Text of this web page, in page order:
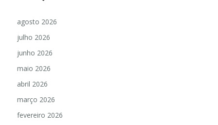
agosto 2026
julho 2026
junho 2026
maio 2026
abril 2026
março 2026
fevereiro 2026